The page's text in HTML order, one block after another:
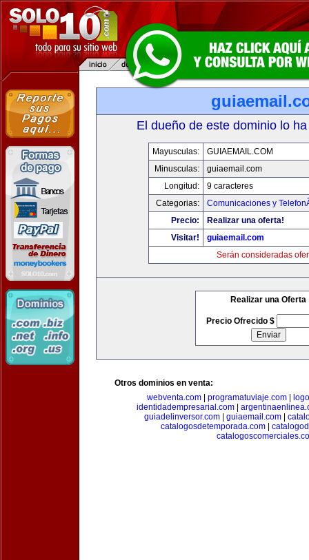
El dueño de este dominio lo
Mayusculas:
GUIAEMAIL.COM
Minusculas:
guiaemail.com
Longitud:
9 caracteres
Categorias:
Comunicaciones y
Precio:
Realizar una oferta!
Visitar!
guiaemail.com
Serán consideradas
Realizar una Oferta
Precio Ofrecido $
Otros dominios en venta:
webventa.com
programatuviaje.com
identidadempresarial.com
guiadelinversor.com| guiaemail.com|
catalogosdetemporada.com|